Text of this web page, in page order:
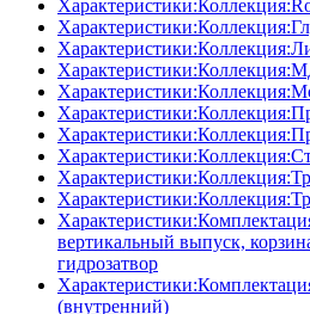
вертикальный выпуск,
гидрозатвор
(внутренний)